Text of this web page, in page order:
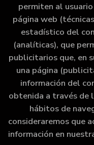
2026 ©Marxe Libraría
permiten al
página web
estadístico del
(analíticas), que
publicitarios que, en
una página
información del
obtenida a través de
hábitos de
consideraremos que
información en